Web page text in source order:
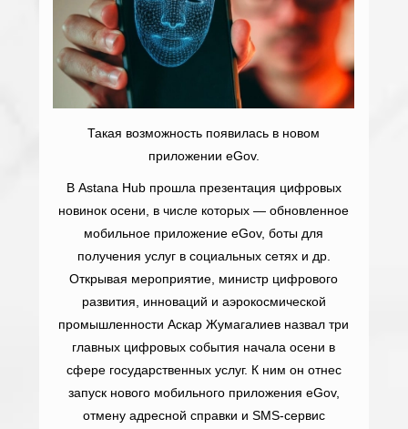
Такая возможность появилась в новом
приложении eGov.
В Astana Hub прошла презентация цифровых
новинок осени, в числе которых — обновленное
мобильное приложение eGov, боты для
получения услуг в социальных сетях и др.
Открывая мероприятие, министр цифрового
развития, инноваций и аэрокосмической
промышленности Аскар Жумагалиев назвал три
главных цифровых события начала осени в
сфере государственных услуг. К ним он отнес
запуск нового мобильного приложения eGov,
отмену адресной справки и SMS-сервис